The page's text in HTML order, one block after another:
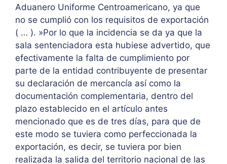
Aduanero Uniforme Centroamericano, ya que
no se cumplió con los requisitos de exportación
( … ). »Por lo que la incidencia se da ya que la
sala sentenciadora esta hubiese advertido, que
efectivamente la falta de cumplimiento por
parte de la entidad contribuyente de presentar
su declaración de mercancía así como la
documentación complementaria, dentro del
plazo establecido en el artículo antes
mencionado que es de tres días, para que de
este modo se tuviera como perfeccionada la
exportación, es decir, se tuviera por bien
realizada la salida del territorio nacional de las